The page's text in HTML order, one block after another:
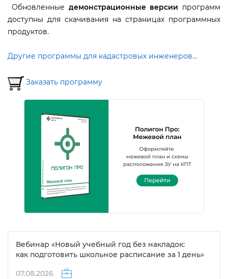
Обновленные демонстрационные версии программ
доступны для скачивания на страницах программных
продуктов.
Другие программы для кадастровых инженеров...
Заказать программу
ебинар «Новый учебный год без накладок:
как подготовить школьное расписание за 1 день»
07.08.2026